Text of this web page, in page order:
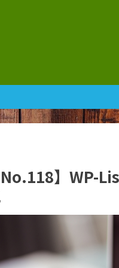
No.118】WP-